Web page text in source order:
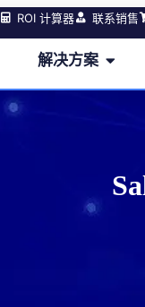
ROI 计算器 联系销售
解决方案